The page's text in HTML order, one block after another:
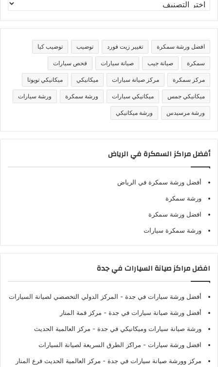
ص
ن
ف
ا
افضل ورشة سمكرة تغيير زيت فورد توضيب توضيب كيا
سمكرة صيانة جيب صيانة سيارات فحص سيارات
مركز سمكرة مركز صيانة سيارات ميكانيكي ميكانيكي تويوتا
ميكانيكي جمس ميكانيكي سيارات ورشة سمكرة ورشة سيارات
ورشة مرسيدس ورشة ميكانيكي
أفضل مراكز السمكرة في الرياض
أفضل ورشة سمكرة في الرياض
ورشة سمكرة
افضل ورشة سمكرة
ورشة سمكرة سيارات
افضل مراكز صيانة السيارات في جدة
أفضل ورشة سيارات في جدة - المركز الدولي التخصصي لصيانة السيارات
أفضل ورشة صيانة سيارات في جدة - مركز قمة المنار
ورشة صيانة سيارات وميكانيكي في جدة - مركز العالمية الحديث
افضل ورشة سيارات - مراكز الطرق السريعة لصيانة السيارات
مركز وورشة صيانة سيارات في جدة - مركز العالمية الحديث فرع المنار